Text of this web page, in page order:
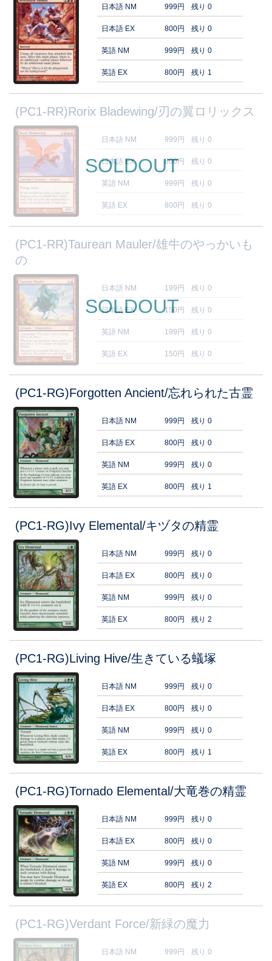
日本語 NM 999円 残り 0
日本語 EX 800円 残り 0
英語 NM 999円 残り 0
英語 EX 800円 残り 1
(PC1-RR)Rorix Bladewing/刃の翼ロリックス
日本語 NM 999円 残り 0
日本語 EX 800円 残り 0
英語 NM 999円 残り 0
英語 EX 800円 残り 0
SOLDOUT
(PC1-RR)Taurean Mauler/雄牛のやっかいも
の
日本語 NM 199円 残り 0
日本語 EX 150円 残り 0
英語 NM 199円 残り 0
英語 EX 150円 残り 0
SOLDOUT
(PC1-RG)Forgotten Ancient/忘れられた古霊
日本語 NM 999円 残り 0
日本語 EX 800円 残り 0
英語 NM 999円 残り 0
英語 EX 800円 残り 1
(PC1-RG)Ivy Elemental/キヅタの精霊
日本語 NM 999円 残り 0
日本語 EX 800円 残り 0
英語 NM 999円 残り 0
英語 EX 800円 残り 2
(PC1-RG)Living Hive/生きている蟻塚
日本語 NM 999円 残り 0
日本語 EX 800円 残り 0
英語 NM 999円 残り 0
英語 EX 800円 残り 1
(PC1-RG)Tornado Elemental/大竜巻の精霊
日本語 NM 999円 残り 0
日本語 EX 800円 残り 0
英語 NM 999円 残り 0
英語 EX 800円 残り 2
(PC1-RG)Verdant Force/新緑の魔力
日本語 NM 999円 残り 0